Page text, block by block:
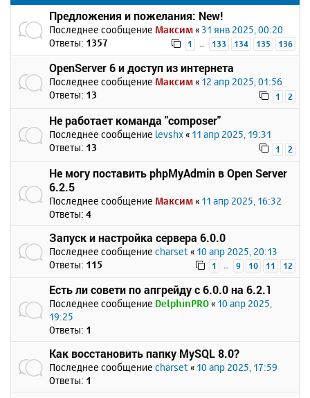
Предложения и пожелания: New!
Последнее сообщение Максим « 31 янв 2025, 00:20
Ответы: 1357 1 … 133 134 135 136
OpenServer 6 и доступ из интернета
Последнее сообщение Максим « 12 апр 2025, 01:56
Ответы: 13 1 2
Не работает команда "composer"
Последнее сообщение levshx « 11 апр 2025, 19:31
Ответы: 13 1 2
Не могу поставить phpMyAdmin в Open Server
6.2.5
Последнее сообщение Максим « 11 апр 2025, 16:32
Ответы: 4
Запуск и настройка сервера 6.0.0
Последнее сообщение charset « 10 апр 2025, 20:13
Ответы: 115 1 … 9 10 11 12
Есть ли совети по апгрейду с 6.0.0 на 6.2.1
Последнее сообщение DelphinPRO « 10 апр 2025,
19:25
Ответы: 1
Как восстановить папку MySQL 8.0?
Последнее сообщение charset « 10 апр 2025, 17:59
Ответы: 1